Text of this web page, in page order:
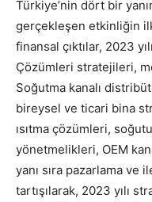
Türkiye’nin dört bir
gerçekleşen etkinliğin ilk
finansal çıktılar, 2023
Çözümleri stratejileri,
Soğutma kanalı
bireysel ve ticari bina
ısıtma çözümleri,
yönetmelikleri, OEM
yanı sıra pazarlama
tartışılarak, 2023 yılı